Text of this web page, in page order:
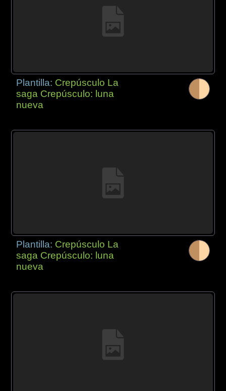
Plantilla: Crepúsculo La
saga Crepúsculo: luna
nueva
Plantilla: Crepúsculo La
saga Crepúsculo: luna
nueva